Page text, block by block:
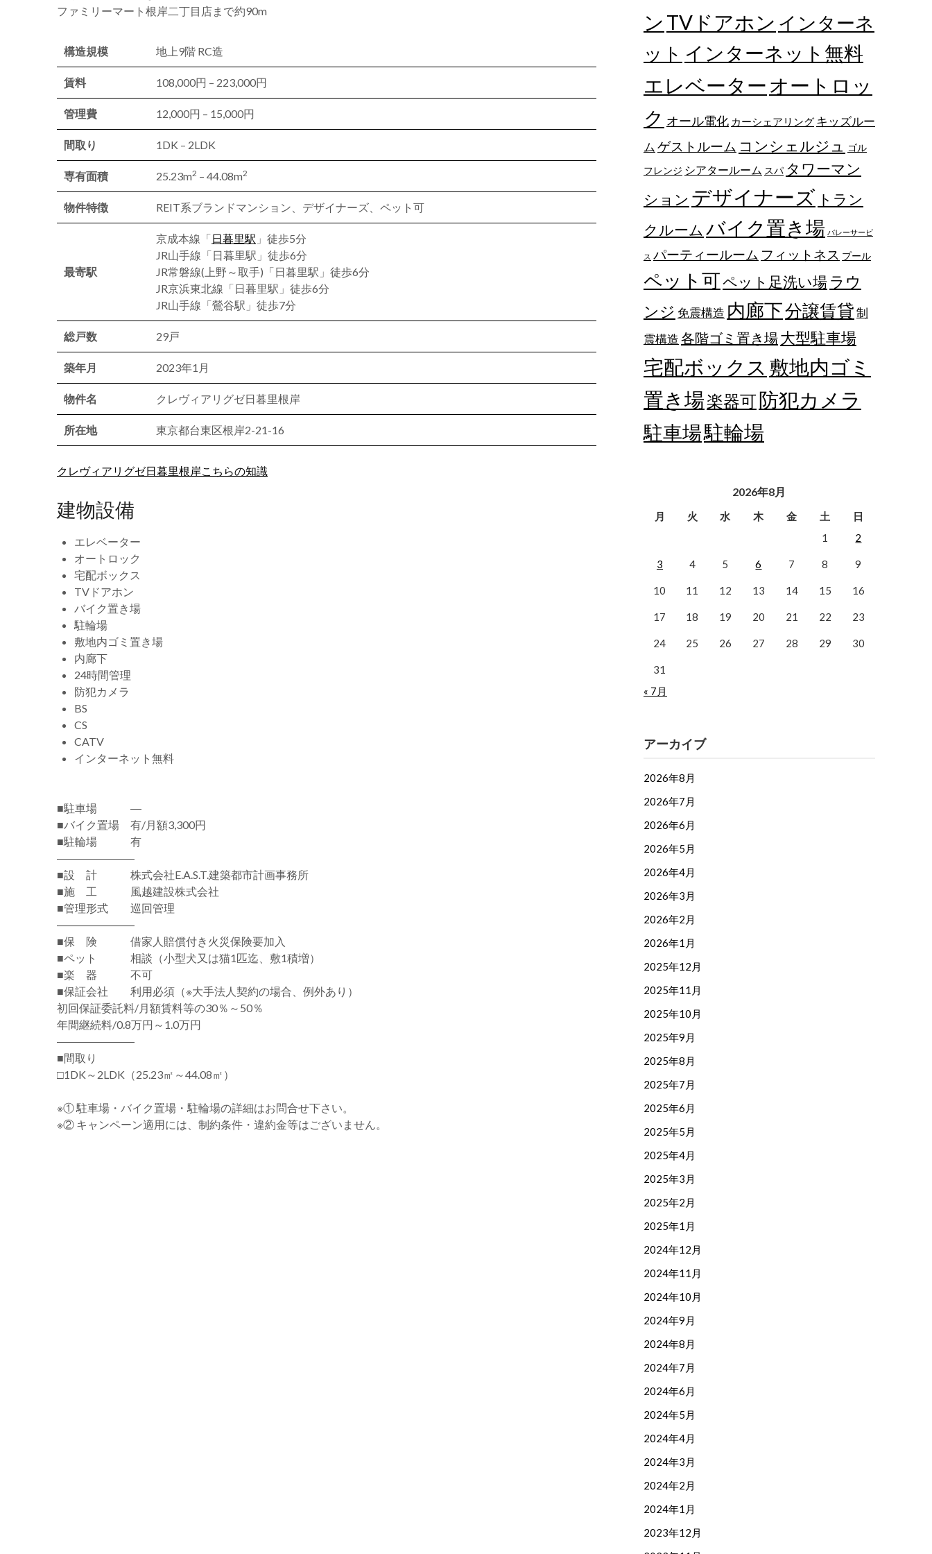
ファミリーマート根岸二丁目店まで約90m
構造規模 地上9階 RC造
賃料 108,000円 – 223,000円
管理費 12,000円 – 15,000円
間取り 1DK – 2LDK
専有面積 25.23m2 – 44.08m2
物件特徴 REIT系ブランドマンション、デザイナーズ、ペット可
最寄駅
京成本線「日暮里駅 」徒歩5分
JR山手線「日暮里駅」徒歩6分
JR常磐線(上野～取手)「日暮里駅」徒歩6分
JR京浜東北線「日暮里駅」徒歩6分
JR山手線「鶯谷駅」徒歩7分
総戸数 29戸
築年月 2023年1月
物件名 クレヴィアリグゼ日暮里根岸
所在地 東京都台東区根岸2-21-16
クレヴィアリグゼ日暮里根岸こちらの知識
建物設備
エレベーター
オートロック
宅配ボックス
TVドアホン
バイク置き場
駐輪場
敷地内ゴミ置き場
内廊下
24時間管理
防犯カメラ
BS
CS
CATV
インターネット無料
■駐車場 ―
■バイク置場 有/月額3,300円
■駐輪場 有
―――――――
■設 計 株式会社E.A.S.T.建築都市計画事務所
■施 工 風越建設株式会社
■管理形式 巡回管理
―――――――
■保 険 借家人賠償付き火災保険要加入
■ペット 相談（小型犬又は猫1匹迄、敷1積増）
■楽 器 不可
■保証会社 利用必須（※大手法人契約の場合、例外あり）
初回保証委託料/月額賃料等の30％～50％
年間継続料/0.8万円～1.0万円
―――――――
■間取り
□1DK～2LDK（25.23㎡～44.08㎡）
※① 駐車場・バイク置場・駐輪場の詳細はお問合せ下さい。
※② キャンペーン適用には、制約条件・違約金等はございません。
ン TVドアホン インターネ
ット インターネット無料
エレベーター オートロッ
ク オール電化 カーシェアリング キッズルー
ム ゲストルーム コンシェルジュ
ゴル
フレンジ シアタールーム スパ タワーマン
ション デザイナーズ トラン
クルーム バイク置き場 バレーサービ
ス パーティールーム フィットネス プール
ペット可ペット足洗い場 ラウ
ンジ 免震構造 内廊下分譲賃貸制
震構造各階ゴミ置き場大型駐車場
宅配ボックス 敷地内ゴミ
置き場楽器可防犯カメラ
駐車場駐輪場
2026年8月
月 火 水 木 金 土
日
1
2
3 4 5 6 7 8 9
10 11 12 13 14 15 16
17 18 19 20 21 22 23
24 25 26 27 28 29 30
31
« 7月
アーカイブ
2026年8月
2026年7月
2026年6月
2026年5月
2026年4月
2026年3月
2026年2月
2026年1月
2025年12月
2025年11月
2025年10月
2025年9月
2025年8月
2025年7月
2025年6月
2025年5月
2025年4月
2025年3月
2025年2月
2025年1月
2024年12月
2024年11月
2024年10月
2024年9月
2024年8月
2024年7月
2024年6月
2024年5月
2024年4月
2024年3月
2024年2月
2024年1月
2023年12月